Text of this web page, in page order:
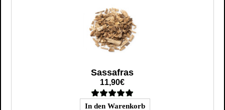
Sassafras
11,90€